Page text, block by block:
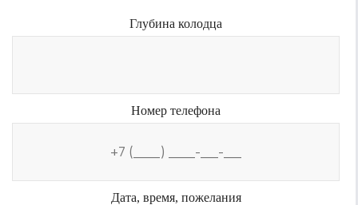
Глубина колодца
Номер телефона
Дата, время, пожелания